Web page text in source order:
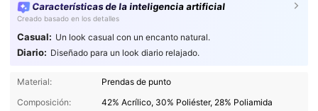
Características de la inteligencia artificial
Creado basado en los detalles
Casual: Un look casual con un encanto natural.
Diario: Diseñado para un look diario relajado.
Material:
Prendas de punto
Composición:
42% Acrílico, 30% Poliéster, 28% Poliamida